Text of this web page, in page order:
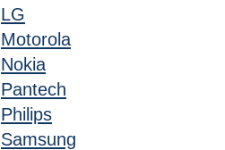
LG
Motorola
Nokia
Pantech
Philips
Samsung